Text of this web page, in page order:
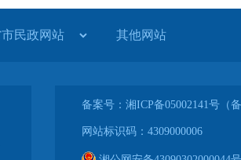
备案号：湘ICP备05002141号（
网站标识码：4309000006